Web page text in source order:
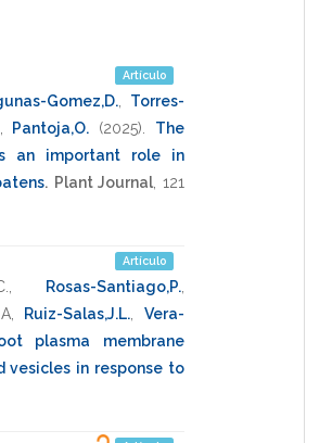
Artículo
Gomez,D., Torres-
, Pantoja,O. (2025)
The
an important role in
. Plant Journal ,121
Artículo
Rosas-Santiago,P.
, Ruiz-Salas,J.L.
Vera-
plasma membrane
in response to